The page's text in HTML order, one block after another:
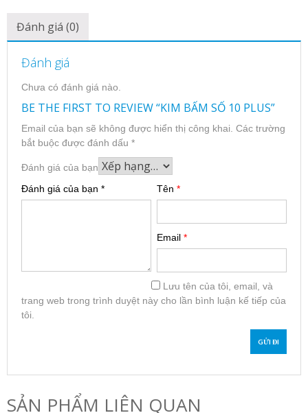
Đánh giá (0)
Đánh giá
Chưa có đánh giá nào.
BE THE FIRST TO REVIEW “KIM BẤM SỐ 10 PLUS”
Email của bạn sẽ không được hiển thị công khai. Các trường
bắt buộc được đánh dấu *
Đánh giá của bạn
Đánh giá của bạn * Tên *
Email *
Lưu tên của tôi, email, và
trang web trong trình duyệt này cho lần bình luận kế tiếp của
tôi.
SẢN PHẨM LIÊN QUAN